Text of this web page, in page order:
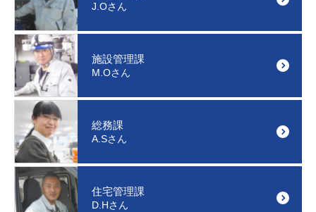
J.Oさん
施設管理課
M.Oさん
総務課
A.Sさん
住宅管理課
D.Hさん